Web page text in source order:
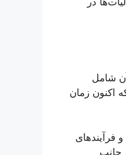
شامل
و نهایی، که اکنون زمان
از تکمیل وجه و فرآیندهای
جانب